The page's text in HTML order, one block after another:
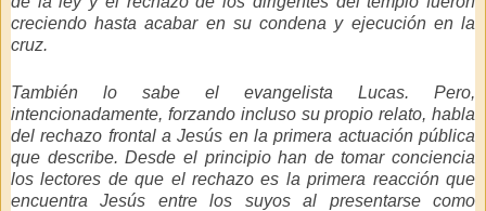
creciendo hasta acabar en su condena y ejecución en la
cruz.
También lo sabe el evangelista Lucas. Pero,
intencionadamente, forzando incluso su propio relato, habla
del rechazo frontal a Jesús en la primera actuación pública
que describe. Desde el principio han de tomar conciencia
los lectores de que el rechazo es la primera reacción que
encuentra Jesús entre los suyos al presentarse como